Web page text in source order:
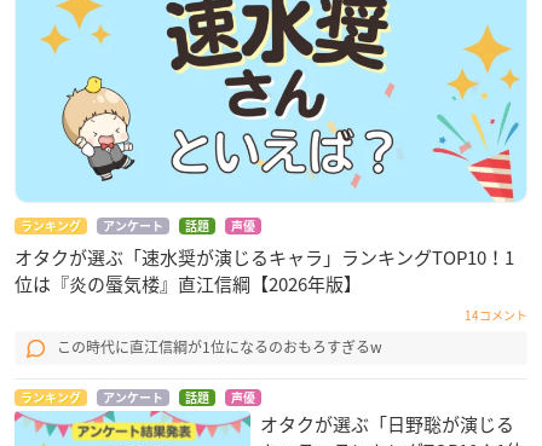
ランキング アンケート 話題 声優
オタクが選ぶ「速水奨が演じるキャラ」ランキングTOP10！1
位は『炎の蜃気楼』直江信綱【2026年版】
14コメント
この時代に直江信綱が1位になるのおもろすぎるw
ランキング アンケート 話題 声優
オタクが選ぶ「日野聡が演じる